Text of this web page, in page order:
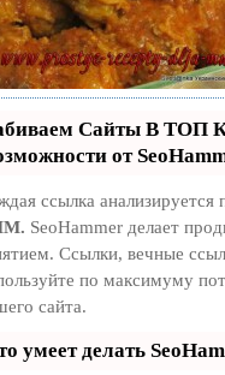
Сайты В ТОП
от
ссылка
SeoHammer делает
Ссылки, вечные
по максимуму
сайта.
умеет делать